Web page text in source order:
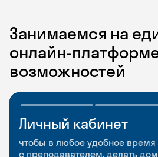
Занимаемся на
онлайн-
возможностей
Личный кабинет
чтобы в любое удобное время
с преподавателем, делать
Мобильное
приложение
Разговорные клубы
и Talks